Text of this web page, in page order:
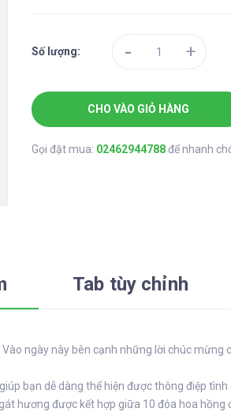
Số lượng: - +
CHO VÀO GIỎ HÀNG
Gọi đặt mua: 02462944788để nhanh
Tab tùy chỉnh
ngày này bên cạnh những lời chúc
bạn dễ dàng thể hiện được thông điệp
hương được kết hợp giữa 10 đóa hoa